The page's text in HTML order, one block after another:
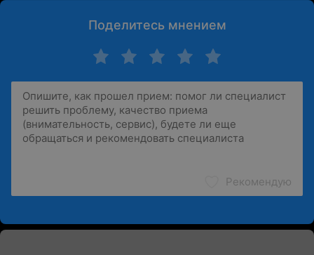
Поделитесь мнением
Рекомендую